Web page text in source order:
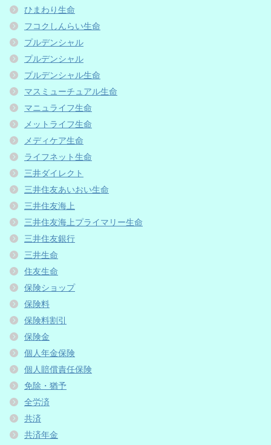
ひまわり生命
フコクしんらい生命
プルデンシャル
プルデンシャル
プルデンシャル生命
マスミューチュアル生命
マニュライフ生命
メットライフ生命
メディケア生命
ライフネット生命
三井ダイレクト
三井住友あいおい生命
三井住友海上
三井住友海上プライマリー生命
三井住友銀行
三井生命
住友生命
保険ショップ
保険料
保険料割引
保険金
個人年金保険
個人賠償責任保険
免除・猶予
全労済
共済
共済年金